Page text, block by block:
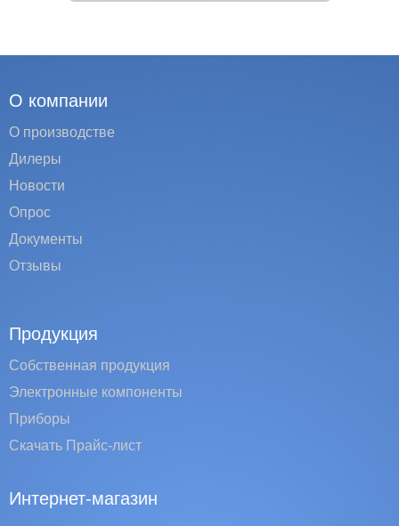
О компании
О производстве
Дилеры
Новости
Опрос
Документы
Отзывы
Продукция
Собственная продукция
Электронные компоненты
Приборы
Скачать Прайс-лист
Интернет-магазин